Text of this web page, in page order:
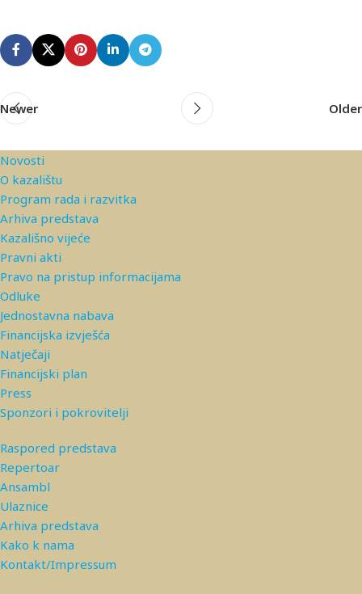
Newer Older
Novosti
O kazalištu
Program rada i razvitka
Arhiva predstava
Kazališno vijeće
Pravni akti
Pravo na pristup informacijama
Odluke
Jednostavna nabava
Financijska izvješća
Natječaji
Financijski plan
Press
Sponzori i pokrovitelji
Raspored predstava
Repertoar
Ansambl
Ulaznice
Arhiva predstava
Kako k nama
Kontakt/Impressum